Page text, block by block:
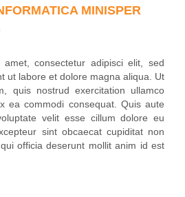
MINISPER
consectetur adipisci elit, sed
ut labore et dolore magna aliqua. Ut
quis nostrud exercitation ullamco
ea commodi consequat. Quis aute
velit esse cillum dolore eu
sint obcaecat cupiditat non
officia deserunt mollit anim id est